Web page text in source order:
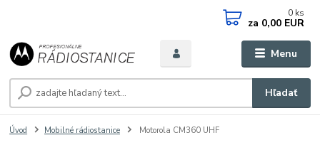
Menu
Hľadať
0 ks
za 0,00 EUR
Úvod Mobilné rádiostanice Motorola CM360 UHF